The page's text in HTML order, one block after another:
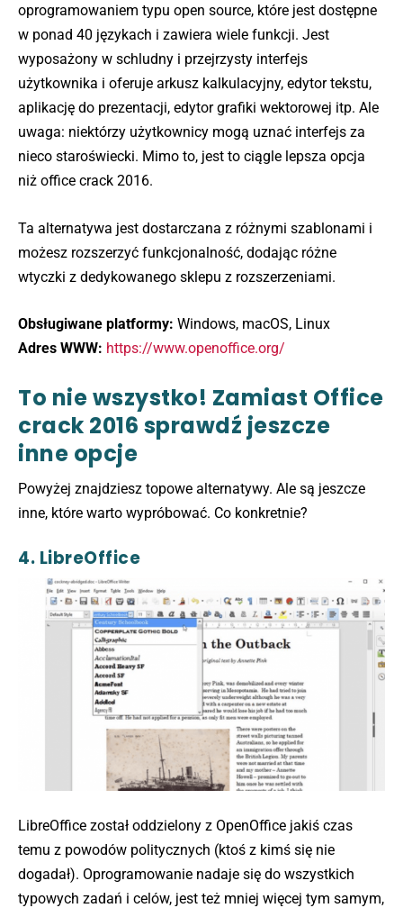
oprogramowaniem typu open source, które jest dostępne
w ponad 40 językach i zawiera wiele funkcji. Jest
wyposażony w schludny i przejrzysty interfejs
użytkownika i oferuje arkusz kalkulacyjny, edytor tekstu,
aplikację do prezentacji, edytor grafiki wektorowej itp. Ale
uwaga: niektórzy użytkownicy mogą uznać interfejs za
nieco staroświecki. Mimo to, jest to ciągle lepsza opcja
niż office crack 2016.
Ta alternatywa jest dostarczana z różnymi szablonami i
możesz rozszerzyć funkcjonalność, dodając różne
wtyczki z dedykowanego sklepu z rozszerzeniami.
Obsługiwane platformy: Windows, macOS, Linux
Adres WWW: https://www.openoffice.org/
To nie wszystko! Zamiast Office
crack 2016 sprawdź jeszcze
inne opcje
Powyżej znajdziesz topowe alternatywy. Ale są jeszcze
inne, które warto wypróbować. Co konkretnie?
4. LibreOffice
LibreOffice został oddzielony z OpenOffice jakiś czas
temu z powodów politycznych (ktoś z kimś się nie
dogadał). Oprogramowanie nadaje się do wszystkich
typowych zadań i celów, jest też mniej więcej tym samym,